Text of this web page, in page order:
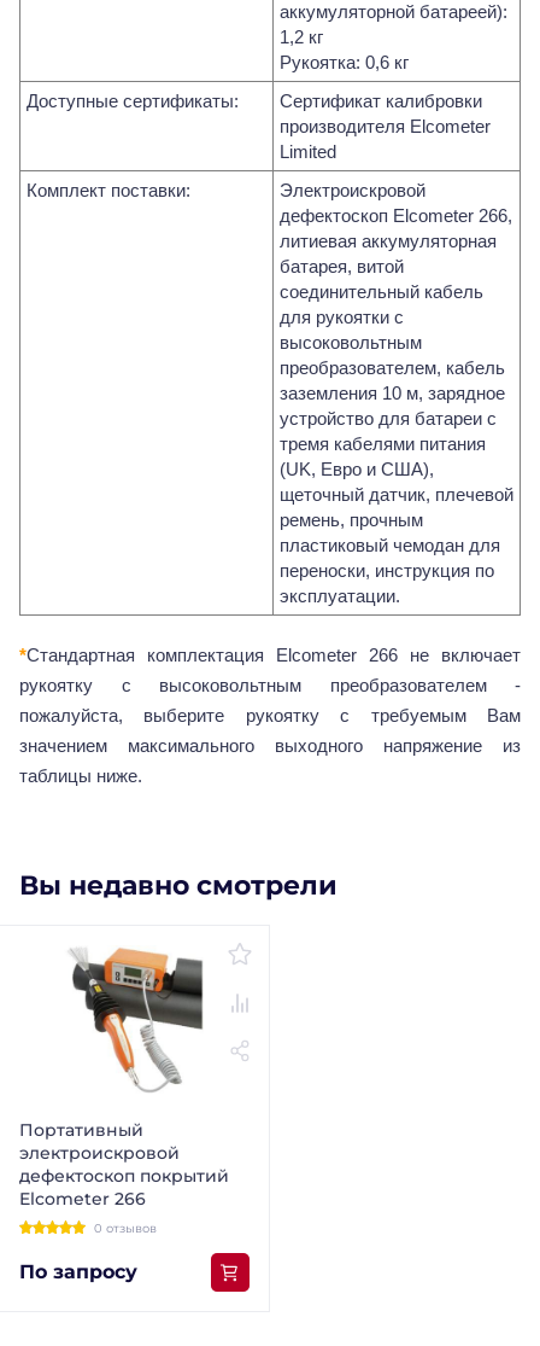
аккумуляторной батареей):
1,2 кг
Рукоятка: 0,6 кг
Доступные сертификаты:
Сертификат калибровки
производителя Elcometer
Limited
Комплект поставки:
Электроискровой
дефектоскоп Elcometer 266,
литиевая аккумуляторная
батарея, витой
соединительный кабель
для рукоятки с
высоковольтным
преобразователем, кабель
заземления 10 м, зарядное
устройство для батареи с
тремя кабелями питания
(UK, Евро и США),
щеточный датчик, плечевой
ремень, прочным
пластиковый чемодан для
переноски, инструкция по
эксплуатации.
*Стандартная комплектация Elcometer 266 не включает
рукоятку с высоковольтным преобразователем -
пожалуйста, выберите рукоятку с требуемым Вам
значением максимального выходного напряжение из
таблицы ниже.
Вы недавно смотрели
Портативный
электроискровой
дефектоскоп покрытий
Elcometer 266
0 отзывов
По запросу